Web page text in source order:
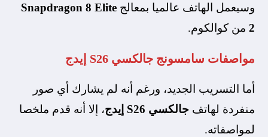
وسيعمل الهاتف عالميا بمعالجSnapdragon 8 Elite
2 من كوالكوم.
مواصفات سامسونججالكسي S26 إيدج
أما التسريب الجديد، ورغم أنه لم يشارك أي صور
منفردة لهاتفجالكسي S26 إيدج
، إلا أنه قدم ملخصا
لمواصفاته.